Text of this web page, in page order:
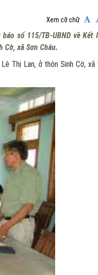
Xem cỡ chữ
số 115/TB-UBND về Kết
xã Sơn Châu.
Thị Lan, ở thôn Sinh Cờ, xã